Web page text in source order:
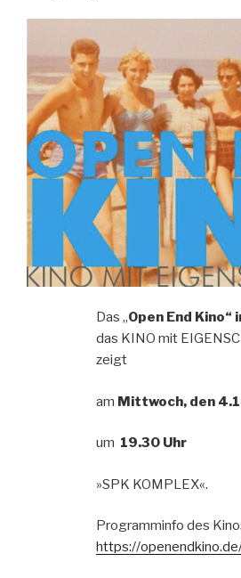
Das „Open End Kino“
das KINO mit
zeigt
am Mittwoch, den
um 19.30 Uhr
»SPK KOMPLEX«.
Programminfo des
https://